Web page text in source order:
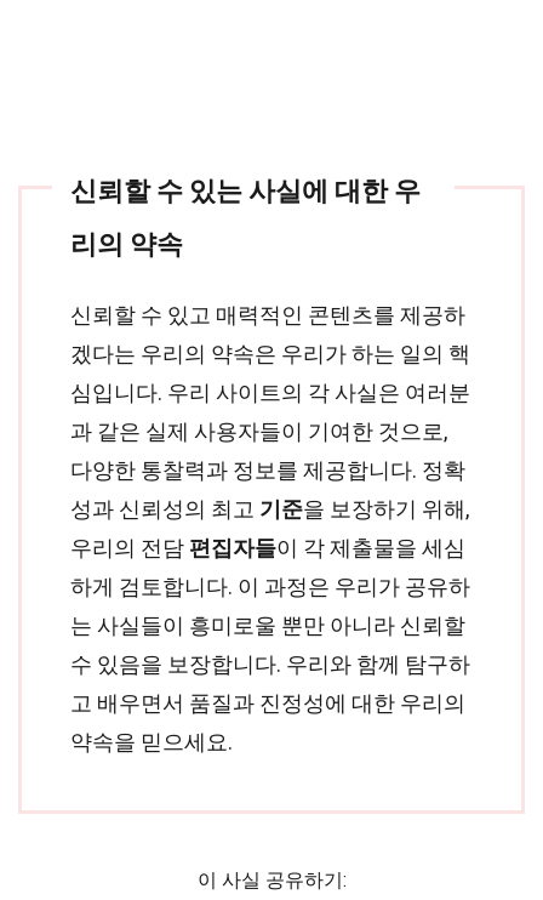
신뢰할 수 있는 사실에 대한 우
리의 약속
신뢰할 수 있고 매력적인 콘텐츠를 제공하
겠다는 우리의 약속은 우리가 하는 일의 핵
심입니다. 우리 사이트의 각 사실은 여러분
과 같은 실제 사용자들이 기여한 것으로,
다양한 통찰력과 정보를 제공합니다. 정확
성과 신뢰성의 최고 기준을 보장하기 위해,
우리의 전담 편집자들이 각 제출물을 세심
하게 검토합니다. 이 과정은 우리가 공유하
는 사실들이 흥미로울 뿐만 아니라 신뢰할
수 있음을 보장합니다. 우리와 함께 탐구하
고 배우면서 품질과 진정성에 대한 우리의
약속을 믿으세요.
이 사실 공유하기: